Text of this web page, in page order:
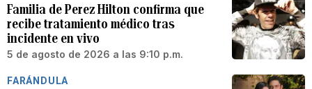
Familia de Perez Hilton confirma que
recibe tratamiento médico tras
incidente en vivo
5 de agosto de 2026 a las 9:10 p.m.
FARÁNDULA